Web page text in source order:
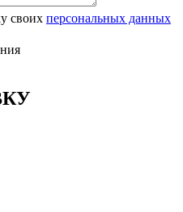
своих персональных данных